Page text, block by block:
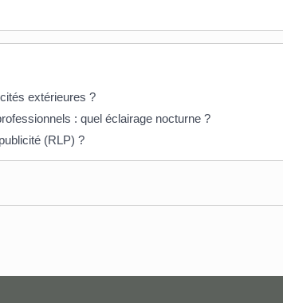
extérieures ?
: quel éclairage nocturne ?
(RLP) ?